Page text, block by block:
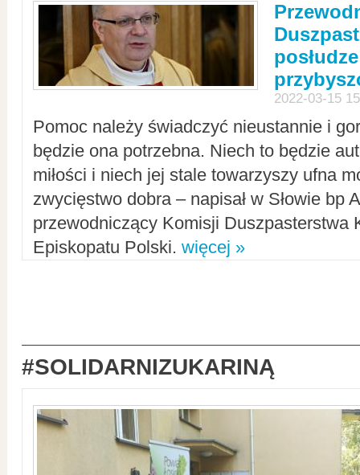
2022-03-15
Pomoc należy świadczyć nieustannie i
będzie ona potrzebna. Niech to będzie
miłości i niech jej stale towarzyszy ufna
zwycięstwo dobra – napisał w Słowie bp
przewodniczący Komisji Duszpasterstwa
Episkopatu Polski. więcej »
#SOLIDARNIZUKARINĄ